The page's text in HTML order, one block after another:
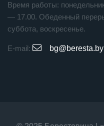
Время работы:
— 17.00. Обеденный
суббота, воскресенье.
E-mail: bg@beresta.by